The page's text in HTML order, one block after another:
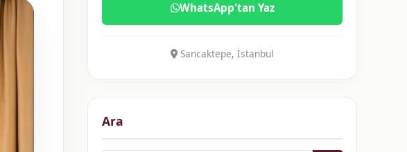
WhatsApp'tan Yaz
Sancaktepe, İstanbul
Ara